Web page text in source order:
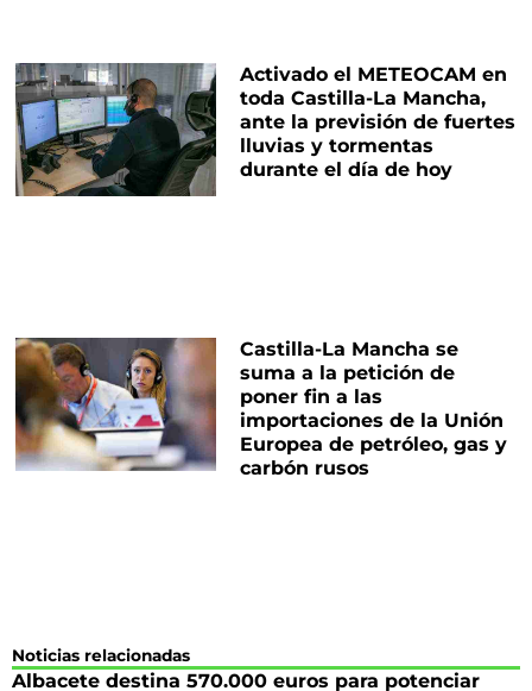
Activado el METEOCAM en
toda Castilla-La Mancha,
ante la previsión de fuertes
lluvias y tormentas
durante el día de hoy
Castilla-La Mancha se
suma a la petición de
poner fin a las
importaciones de la Unión
Europea de petróleo, gas y
carbón rusos
Noticias relacionadas
Albacete destina 570.000 euros para potenciar